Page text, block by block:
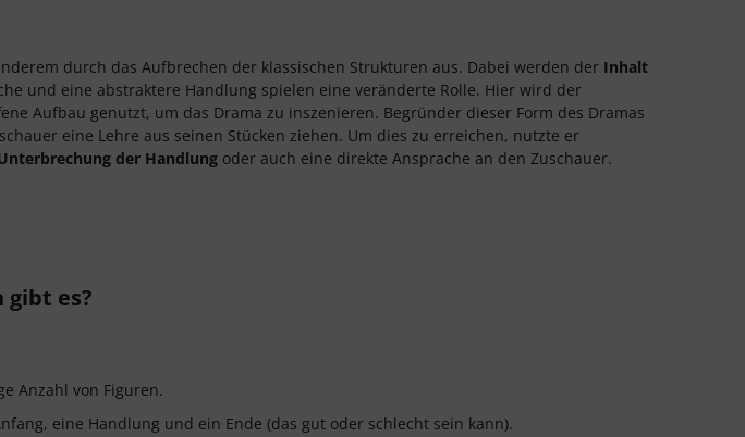
durch das Aufbrechen der klassischen Strukturen aus. Dabei werden der Inhalt
und eine abstraktere Handlung spielen eine veränderte Rolle. Hier wird der
Aufbau genutzt, um das Drama zu inszenieren. Begründer dieser Form des Dramas
eine Lehre aus seinen Stücken ziehen. Um dies zu erreichen, nutzte er
der Handlung oder auch eine direkte Ansprache an den Zuschauer.
gibt es?
Anzahl von Figuren.
eine Handlung und ein Ende (das gut oder schlecht sein kann).